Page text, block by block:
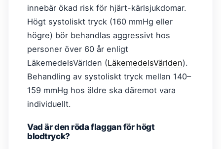
innebär ökad risk för hjärt-kärlsjukdomar.
Högt systoliskt tryck (160 mmHg eller
högre) bör behandlas aggressivt hos
personer över 60 år enligt
LäkemedelsVärlden (LäkemedelsVärlden).
Behandling av systoliskt tryck mellan 140–
159 mmHg hos äldre ska däremot vara
individuellt.
Vad är den röda flaggan för högt
blodtryck?